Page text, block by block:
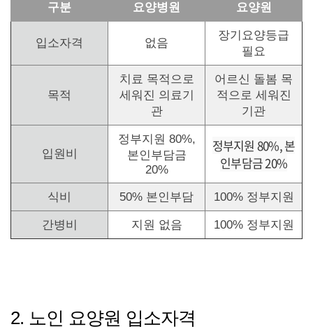
구분 요양병원 요양원
입소자격 없음
장기요양등급
필요
목적
치료 목적으로
세워진 의료기
관
어르신 돌봄 목
적으로 세워진
기관
입원비
정부지원 80%,
본인부담금
20%
정부지원 80%, 본
인부담금 20%
식비 50% 본인부담 100% 정부지원
간병비 지원 없음 100% 정부지원
2. 노인 요양원 입소자격